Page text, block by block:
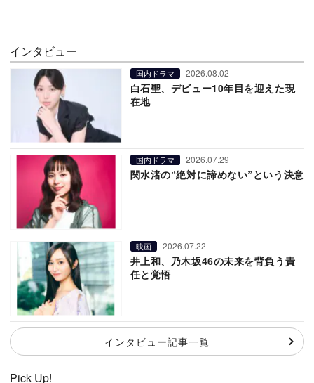
インタビュー
国内ドラマ 2026.08.02
白石聖、デビュー10年目を迎えた現
在地
国内ドラマ 2026.07.29
関水渚の“絶対に諦めない”という決意
映画 2026.07.22
井上和、乃木坂46の未来を背負う責
任と覚悟
インタビュー記事一覧
Pick Up!